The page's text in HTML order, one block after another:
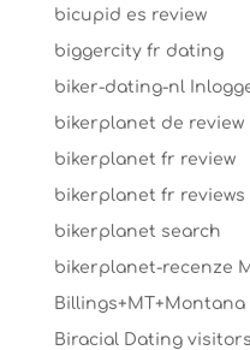
bicupid es review
biggercity fr dating
biker-dating-nl
bikerplanet de review
bikerplanet fr review
bikerplanet fr reviews
bikerplanet search
bikerplanet-recenze
Billings+MT+Montana
Biracial Dating visitors